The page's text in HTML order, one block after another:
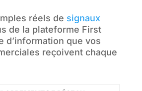
réels de signaux
de la plateforme First
d’information que vos
reçoivent chaque